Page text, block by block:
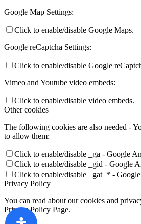
Google Map Settings:
Click to enable/disable Google Maps.
Google reCaptcha Settings:
Click to enable/disable Google
Vimeo and Youtube video embeds:
Click to enable/disable video embeds.
Other cookies
The following cookies are also needed -
to allow them:
Click to enable/disable _ga - Google
Click to enable/disable _gid - Google
Click to enable/disable _gat_* -
Privacy Policy
You can read about our cookies and
Privacy Policy Page.